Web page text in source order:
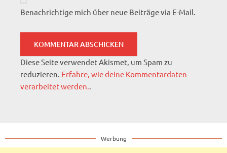
Benachrichtige mich über neue Beiträge via E-Mail.
Diese Seite verwendet Akismet, um Spam zu
reduzieren. Erfahre, wie deine Kommentardaten
verarbeitet werden..
Werbung